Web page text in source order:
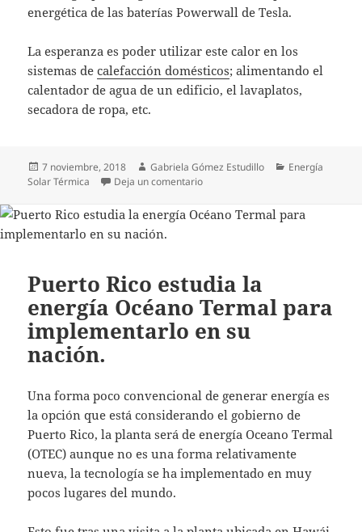
energética de las baterías Powerwall de Tesla.
La esperanza es poder utilizar este calor en los
sistemas decalefacción domésticos; alimentando el
calentador de agua de un edificio, el lavaplatos,
secadora de ropa, etc.
Publicado
el
7 noviembre, 2018 Autor
Gabriela Gómez Estudillo Categorías
Energía
Solar Térmica
Deja un comentarioen Combustible líquido puede
Puerto Rico estudia la
energía Océano Termal para
implementarlo en su
nación.
Una forma poco convencional de generar energía es
la opción que está considerando el gobierno de
Puerto Rico, la planta será de energía Oceano Termal
(OTEC) aunque no es una forma relativamente
nueva, la tecnología se ha implementado en muy
pocos lugares del mundo.